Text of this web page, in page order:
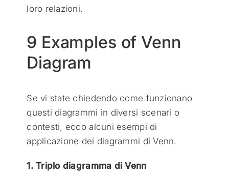
loro relazioni.
9 Examples of Venn
Diagram
Se vi state chiedendo come funzionano
questi diagrammi in diversi scenari o
contesti, ecco alcuni esempi di
applicazione dei diagrammi di Venn.
1. Triplo diagramma di Venn